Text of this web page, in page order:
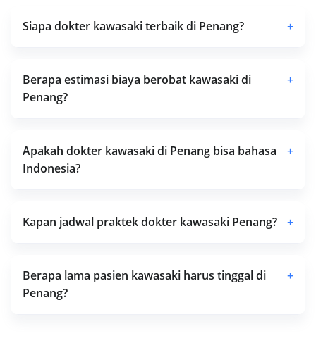
Siapa dokter kawasaki terbaik di Penang? +
Berapa estimasi biaya berobat kawasaki di
Penang?
+
Apakah dokter kawasaki di Penang bisa bahasa
Indonesia?
+
Kapan jadwal praktek dokter kawasaki Penang? +
Berapa lama pasien kawasaki harus tinggal di
Penang?
+